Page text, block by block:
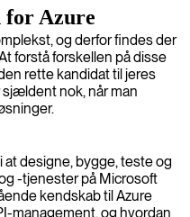
for Azure
og derfor findes der
forstå forskellen på disse
rette kandidat til jeres
nok, når man
at designe, bygge, teste og
-tjenester på Microsoft
kendskab til Azure
management, og hvordan